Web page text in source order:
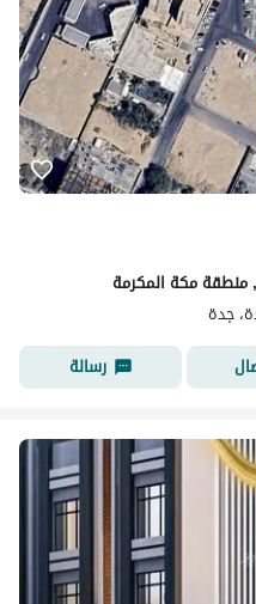
منطقة مكة المكرمة
جدة
رسالة